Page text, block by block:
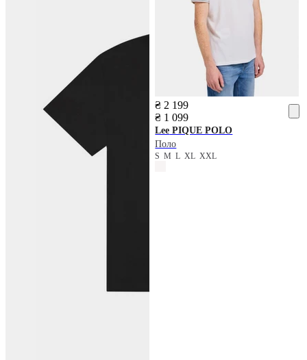
₴ 2 199
₴ 1 099
Lee PIQUE POLO
Поло
SMLXLXXL